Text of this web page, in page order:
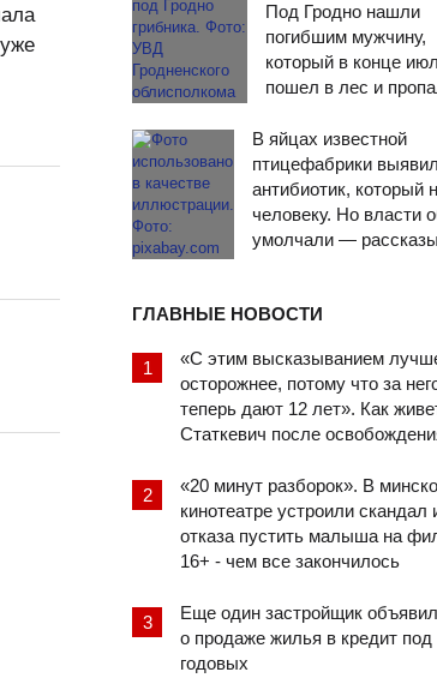
Под Гродно нашли
погибшим мужчину,
который в конце
пошел в лес и
В яйцах известной
птицефабрики
антибиотик, который
человеку. Но власти
умолчали —
ГЛАВНЫЕ НОВОСТИ
«С этим высказыванием
осторожнее, потому что за
теперь дают 12 лет». Как
Статкевич после
«20 минут разборок». В
кинотеатре устроили скандал
отказа пустить малыша на
16+ - чем все закончилось
Еще один застройщик объявил
о продаже жилья в кредит под
годовых